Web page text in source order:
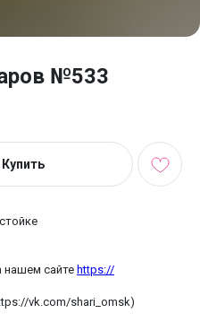
№533
Купить
нашем сайте https://
vk.com/shari_omsk)